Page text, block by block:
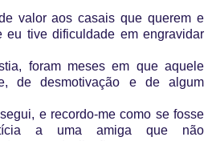
valor aos casais que querem e
eu tive dificuldade em engravidar
foram meses em que aquele
de desmotivação e de algum
e recordo-me como se fosse
a uma amiga que não